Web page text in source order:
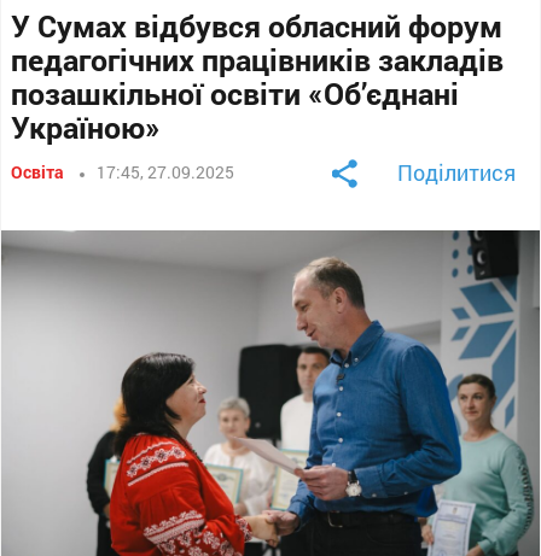
У Сумах відбувся обласний форум
педагогічних працівників закладів
позашкільної освіти «Об’єднані
Україною»
Освіта 17:45, 27.09.2025 Поділитися